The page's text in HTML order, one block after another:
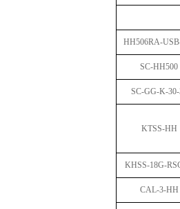
HH506RA-
SC-HH500
SC-GG-K-30-
KTSS-HH
KHSS-18G-
CAL-3-HH